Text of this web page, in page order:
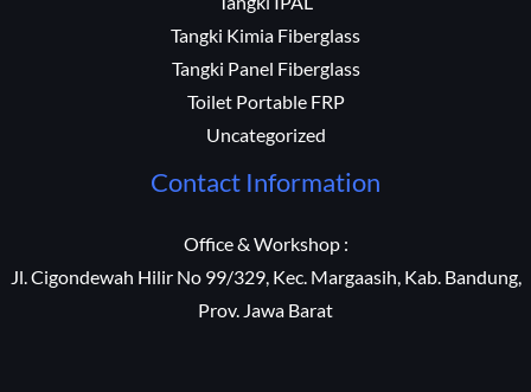
Tangki Kimia Fiberglass
Tangki Panel Fiberglass
Toilet Portable FRP
Uncategorized
Contact Information
Office & Workshop :
Jl. Cigondewah Hilir No 99/329, Kec. Margaasih, Kab. Bandung,
Prov. Jawa Barat